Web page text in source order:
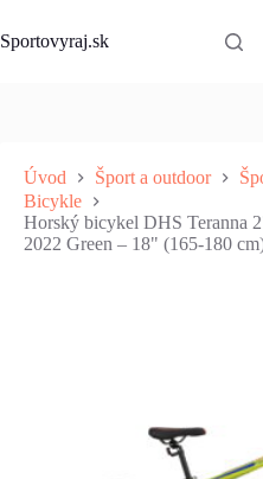
to
content
Sportovyraj.sk
Úvod Šport a outdoor
Bicykle
Horský bicykel DHS Teranna
2022 Green – 18" (165-180